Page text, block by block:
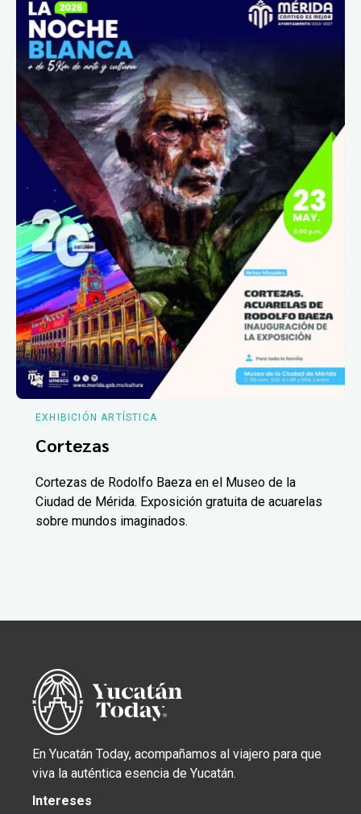
EXHIBICIÓN ARTÍSTICA
Cortezas
Cortezas de Rodolfo Baeza en el Museo de la
Ciudad de Mérida. Exposición gratuita de acuarelas
sobre mundos imaginados.
En Yucatán Today, acompañamos al viajero para que
viva la auténtica esencia de Yucatán.
Intereses